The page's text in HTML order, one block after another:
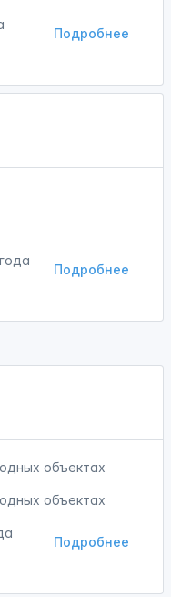
Подробнее
Подробнее
объектах
объектах
Подробнее